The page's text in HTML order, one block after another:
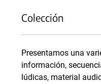
Colección
Presentamos una
información,
lúdicas, material